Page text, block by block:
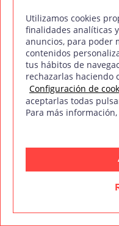
previsualizaciones.
software de
Sobre el
mm en
¿Quieres convertir tu
en una carrera
Utilizamos cookies
finalidades analíticas
anuncios, para poder
contenidos
tus hábitos de
rechazarlas haciendo
Configuración de
aceptarlas todas
Para más